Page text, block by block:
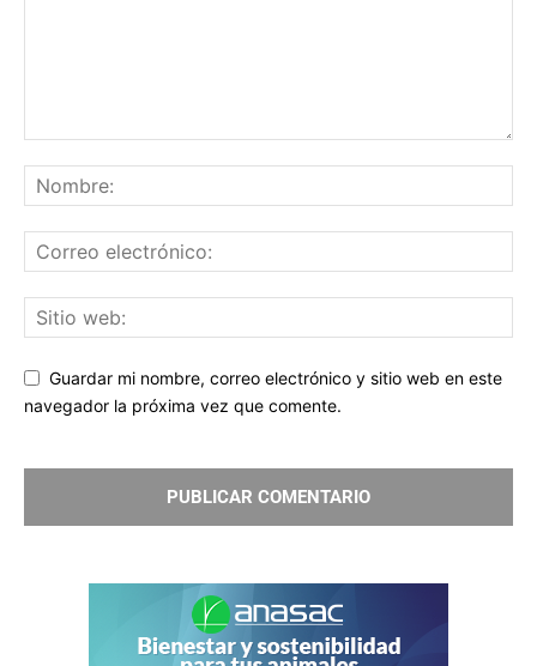
Guardar mi nombre, correo electrónico y sitio web en este
navegador la próxima vez que comente.